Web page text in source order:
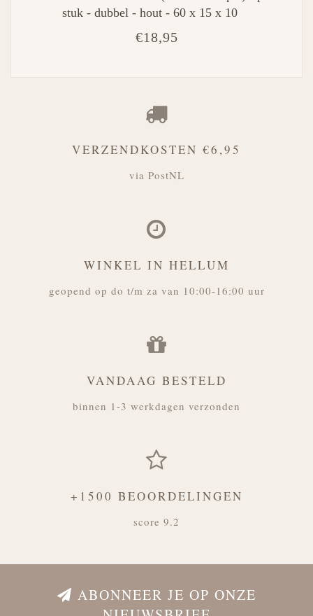
stuk - dubbel - hout - 60 x 15 x 10
€18,95
VERZENDKOSTEN €6,95
via PostNL
WINKEL IN HELLUM
geopend op do t/m za van 10:00-16:00 uur
VANDAAG BESTELD
binnen 1-3 werkdagen verzonden
+1500 BEOORDELINGEN
score 9.2
ABONNEER JE OP ONZE